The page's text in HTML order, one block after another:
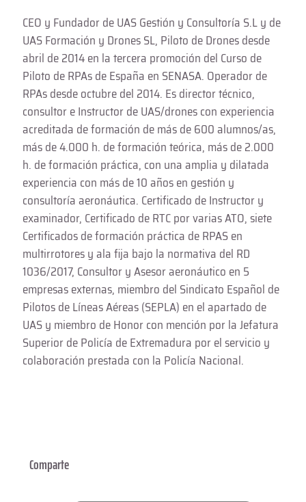
CEO y Fundador de UAS Gestión y Consultoría S.L y de
UAS Formación y Drones SL, Piloto de Drones desde
abril de 2014 en la tercera promoción del Curso de
Piloto de RPAs de España en SENASA. Operador de
RPAs desde octubre del 2014. Es director técnico,
consultor e Instructor de UAS/drones con experiencia
acreditada de formación de más de 600 alumnos/as,
más de 4.000 h. de formación teórica, más de 2.000
h. de formación práctica, con una amplia y dilatada
experiencia con más de 10 años en gestión y
consultoría aeronáutica. Certificado de Instructor y
examinador, Certificado de RTC por varias ATO, siete
Certificados de formación práctica de RPAS en
multirrotores y ala fija bajo la normativa del RD
1036/2017, Consultor y Asesor aeronáutico en 5
empresas externas, miembro del Sindicato Español de
Pilotos de Líneas Aéreas (SEPLA) en el apartado de
UAS y miembro de Honor con mención por la Jefatura
Superior de Policía de Extremadura por el servicio y
colaboración prestada con la Policía Nacional.
Comparte